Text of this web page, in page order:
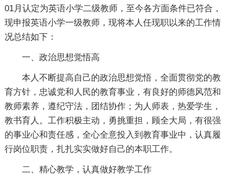
01月认定为英语小学二级教师，至今各方面条件已符合，
现申报英语小学一级教师，现将本人任现职以来的工作情
况总结如下：
一、政治思想觉悟高
本人不断提高自己的政治思想觉悟，全面贯彻党的教
育方针，忠诚党和人民的教育事业，有良好的师德风范和
教师素养，遵纪守法，团结协作；为人师表，热爱学生，
教书育人。工作积极主动，勇挑重担，顾全大局，有很强
的事业心和责任感，全心全意投入到教育事业中，认真履
行岗位职责，扎扎实实做好自己的本职工作。
二、精心教学，认真做好教学工作